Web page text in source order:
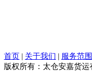
首页 | 关于我们 | 服务范围
版权所有：太仓安嘉货